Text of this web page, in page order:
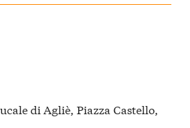
di Agliè, Piazza Castello,